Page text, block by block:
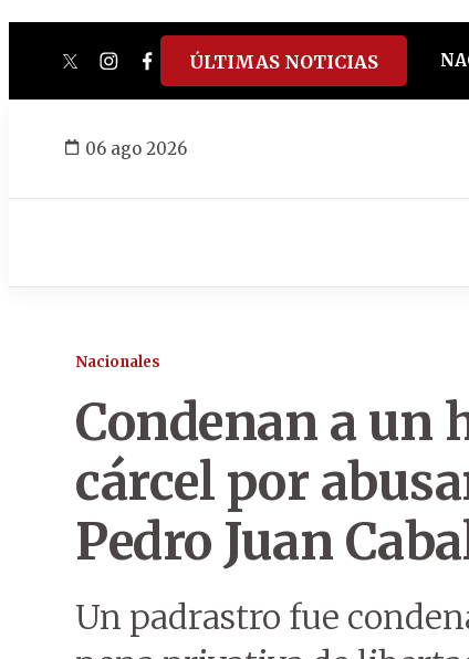
twitterinstagram
facebook
tiktokyoutube
spotify
ÚLTIMAS NOTICIAS
06 ago 2026
Nacionales
Condenan a un
cárcel por
Pedro Juan
Un padrastro fue